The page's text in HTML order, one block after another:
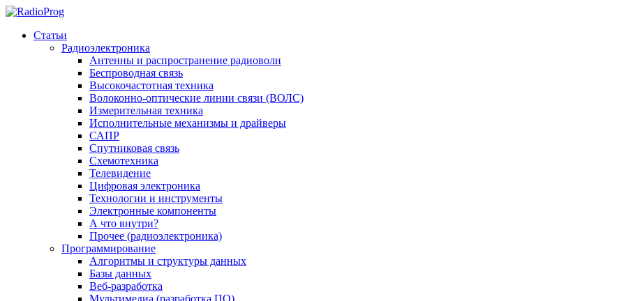
Статьи
Радиоэлектроника
Антенны и распространение радиоволн
Беспроводная связь
Высокочастотная техника
Волоконно-оптические линии связи (ВОЛС)
Измерительная техника
Исполнительные механизмы и драйверы
САПР
Спутниковая связь
Схемотехника
Телевидение
Цифровая электроника
Технологии и инструменты
Электронные компоненты
А что внутри?
Прочее (радиоэлектроника)
Программирование
Алгоритмы и структуры данных
Базы данных
Веб-разработка
Мультимедиа (разработка ПО)